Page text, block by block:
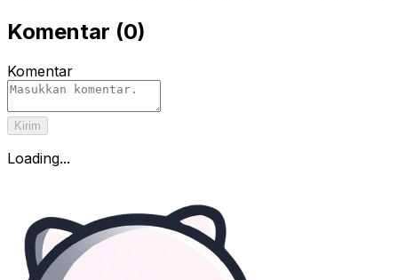
Komentar (0)
Komentar
Kirim
Loading...